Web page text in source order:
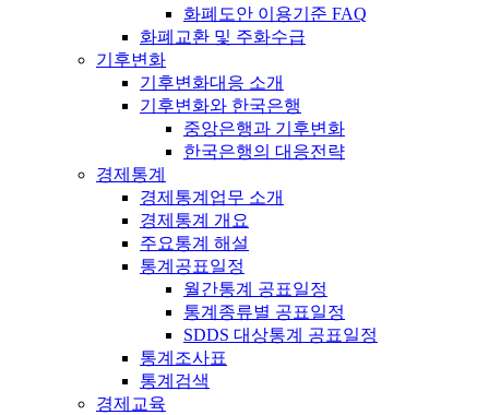
화폐도안 이용기준 FAQ
화폐교환 및 주화수급
기후변화
기후변화대응 소개
기후변화와 한국은행
중앙은행과 기후변화
한국은행의 대응전략
경제통계
경제통계업무 소개
경제통계 개요
주요통계 해설
통계공표일정
월간통계 공표일정
통계종류별 공표일정
SDDS 대상통계 공표일정
통계조사표
통계검색
경제교육